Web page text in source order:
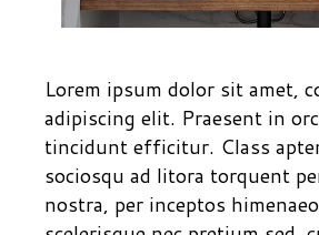
Lorem ipsum dolor sit amet,
adipiscing elit. Praesent in
tincidunt efficitur. Class
sociosqu ad litora torquent
nostra, per inceptos